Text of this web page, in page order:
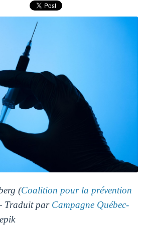
(Coalition pour la prévention
Traduit par Campagne Québec-